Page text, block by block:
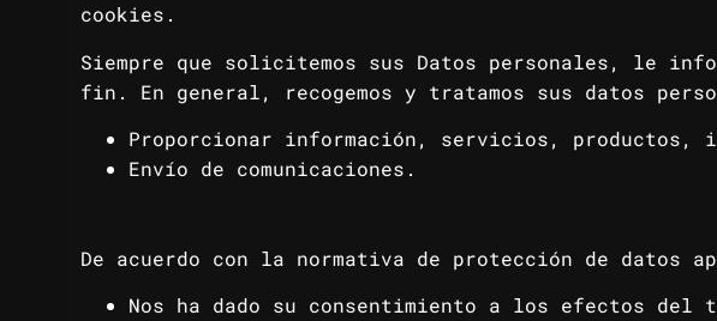
cookies.
Siempre que solicitemos sus Datos personales, le
fin. En general, recogemos y tratamos sus datos
Proporcionar información, servicios, productos,
Envío de comunicaciones.
De acuerdo con la normativa de protección de datos
Nos ha dado su consentimiento a los efectos